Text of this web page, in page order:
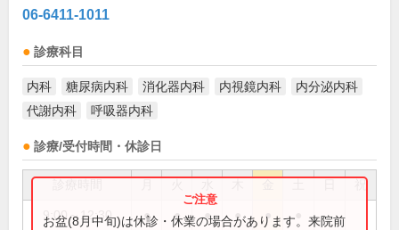
06-6411-1011
診療科目
内科 糖尿病内科 消化器内科 内視鏡内科
内分泌内科
代謝内科
呼吸器内科
診療/受付時間・休診日
祝
9:00～12:30 ● ● ● ● ●
お盆(8月中旬)は休診・休業の場合があります。来院前